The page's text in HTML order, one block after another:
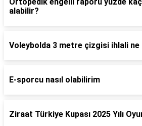
alabilir?
Voleybolda 3 metre çizgisi ihlali ne
E-sporcu nasıl olabilirim
Ziraat Türkiye Kupası 2025 Yılı